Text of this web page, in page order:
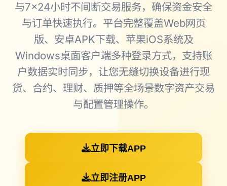
与7×24小时不间断交易服务，确保资金安全
与订单快速执行。平台完整覆盖Web网页
版、安卓APK下载、苹果iOS系统及
Windows桌面客户端多种登录方式，支持账
户数据实时同步，让您无缝切换设备进行现
货、合约、理财、质押等全场景数字资产交易
与配置管理操作。
立即下载APP
立即注册APP